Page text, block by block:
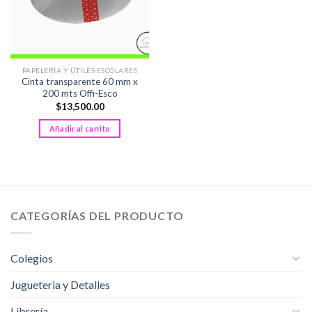
PAPELERÍA Y ÚTILES ESCOLARES
Cinta transparente 60 mm x
200 mts Offi-Esco
$13,500.00
Añadir al carrito
CATEGORÍAS DEL PRODUCTO
Colegios
Jugueteria y Detalles